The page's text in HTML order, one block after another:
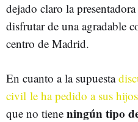
dejado claro la
disfrutar de una agradable
centro de Madrid.
En cuanto a la supuesta
civil le ha pedido a sus hijos
que no tiene ningún tipo